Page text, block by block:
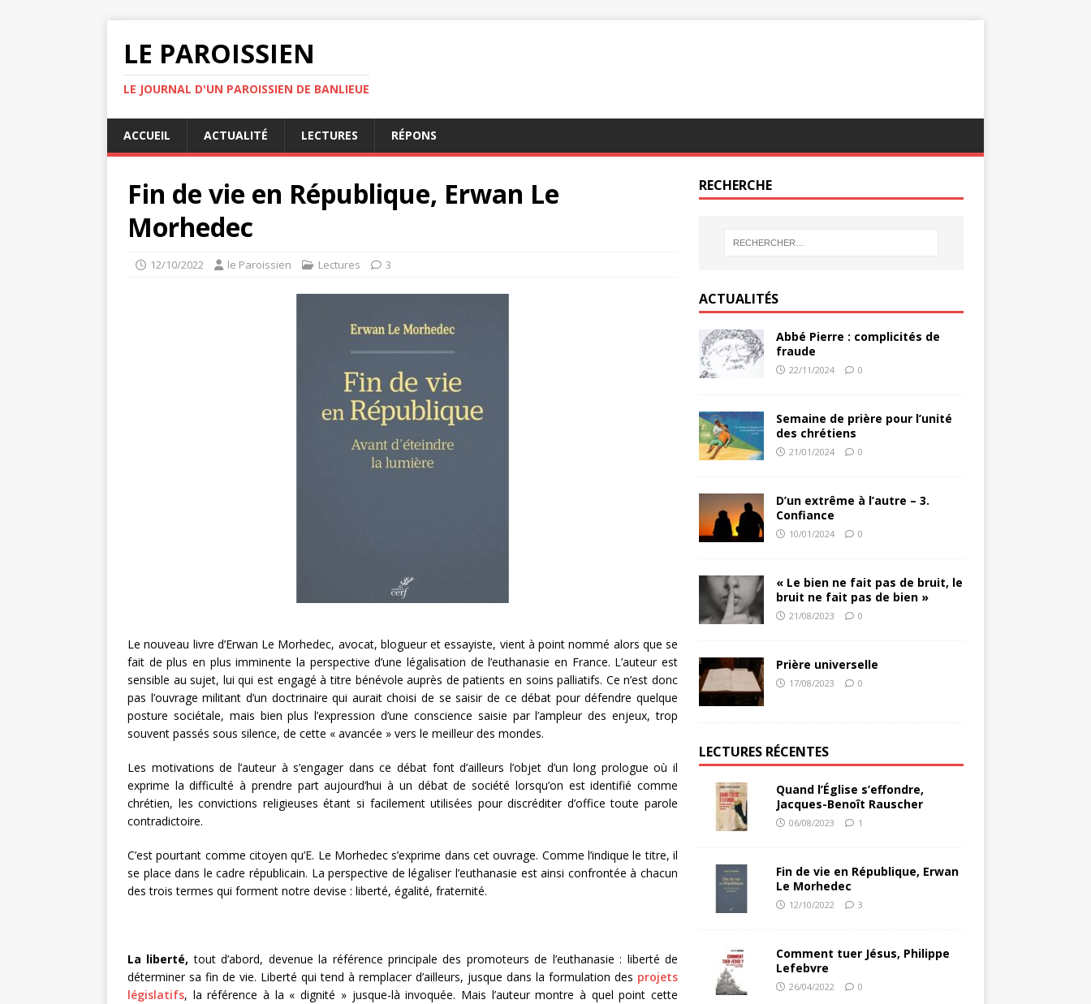
LE PAROISSIEN
LE JOURNAL D'UN PAROISSIEN DE BANLIEUE
ACCUEIL ACTUALITÉ LECTURES RÉPONS
Fin de vie en République, Erwan Le
Morhedec
12/10/2022 le Paroissien Lectures 3
Le nouveau livre d’Erwan Le Morhedec, avocat, blogueur et essayiste, vient à point nommé alors que se
fait de plus en plus imminente la perspective d’une légalisation de l’euthanasie en France. L’auteur est
sensible au sujet, lui qui est engagé à titre bénévole auprès de patients en soins palliatifs. Ce n’est donc
pas l’ouvrage militant d’un doctrinaire qui aurait choisi de se saisir de ce débat pour défendre quelque
posture sociétale, mais bien plus l’expression d’une conscience saisie par l’ampleur des enjeux, trop
souvent passés sous silence, de cette « avancée » vers le meilleur des mondes.
Les motivations de l’auteur à s’engager dans ce débat font d’ailleurs l’objet d’un long prologue où il
exprime la difficulté à prendre part aujourd’hui à un débat de société lorsqu’on est identifié comme
chrétien, les convictions religieuses étant si facilement utilisées pour discréditer d’office toute parole
contradictoire.
C’est pourtant comme citoyen qu’E. Le Morhedec s’exprime dans cet ouvrage. Comme l’indique le titre, il
se place dans le cadre républicain. La perspective de légaliser l’euthanasie est ainsi confrontée à chacun
des trois termes qui forment notre devise : liberté, égalité, fraternité.
La liberté, tout d’abord, devenue la référence principale des promoteurs de l’euthanasie : liberté de
déterminer sa fin de vie. Liberté qui tend à remplacer d’ailleurs, jusque dans la formulation des projets
législatifs, la référence à la « dignité » jusque-là invoquée. Mais l’auteur montre à quel point cette
RECHERCHE
ACTUALITÉS
Abbé Pierre : complicités de
fraude
22/11/2024 0
Semaine de prière pour l’unité
des chrétiens
21/01/2024 0
D’un extrême à l’autre – 3.
Confiance
10/01/2024 0
« Le bien ne fait pas de bruit, le
bruit ne fait pas de bien »
21/08/2023 0
Prière universelle
17/08/2023 0
LECTURES RÉCENTES
Quand l’Église s’effondre,
Jacques-Benoît Rauscher
06/08/2023 1
Fin de vie en République, Erwan
Le Morhedec
12/10/2022 3
Comment tuer Jésus, Philippe
Lefebvre
26/04/2022 0